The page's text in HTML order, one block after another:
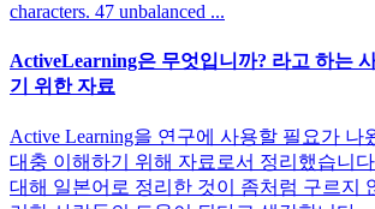
characters. 47 unbalanced ...
ActiveLearning은 무엇입니까? 라고 하는
기 위한 자료
Active Learning을 연구에 사용할 필요가 나
대충 이해하기 위해 자료로서 정리했습니다
대해 일본어로 정리한 것이 좀처럼 구르지